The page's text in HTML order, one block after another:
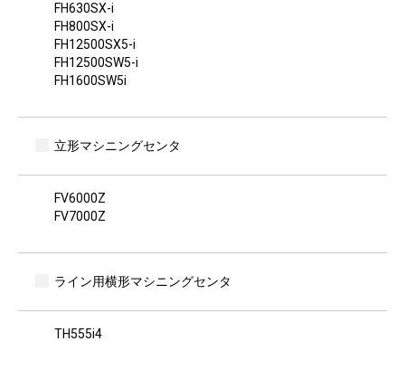
FH630SX-i
FH800SX-i
FH12500SX5-i
FH12500SW5-i
FH1600SW5i
立形マシニングセンタ
FV6000Z
FV7000Z
ライン用横形マシニングセンタ
TH555i4